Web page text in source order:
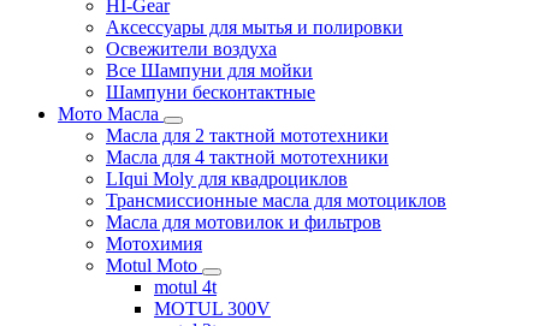
HI-Gear
Аксессуары для мытья и полировки
Освежители воздуха
Все Шампуни для мойки
Шампуни бесконтактные
Мото Масла
Масла для 2 тактной мототехники
Масла для 4 тактной мототехники
LIqui Moly для квадроциклов
Трансмиссионные масла для мотоциклов
Масла для мотовилок и фильтров
Мотохимия
Motul Moto
motul 4t
MOTUL 300V